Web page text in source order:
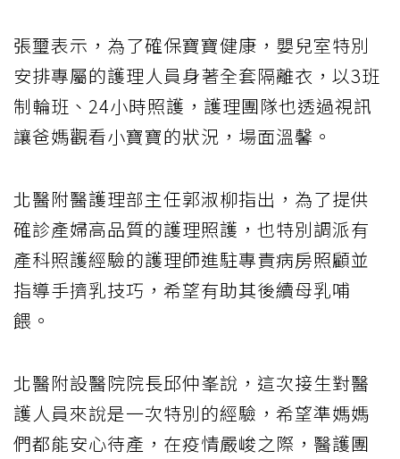
張璽表示，為了確保寶寶健康，嬰兒室特別
安排專屬的護理人員身著全套隔離衣，以3班
制輪班、24小時照護，護理團隊也透過視訊
讓爸媽觀看小寶寶的狀況，場面溫馨。
北醫附醫護理部主任郭淑柳指出，為了提供
確診產婦高品質的護理照護，也特別調派有
產科照護經驗的護理師進駐專責病房照顧並
指導手擠乳技巧，希望有助其後續母乳哺
餵。
北醫附設醫院院長邱仲峯說，這次接生對醫
護人員來說是一次特別的經驗，希望準媽媽
們都能安心待產，在疫情嚴峻之際，醫護團